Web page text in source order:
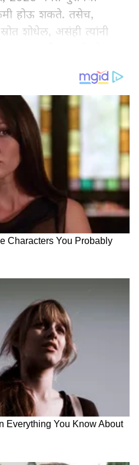
होऊ शकते. तसेच,
शोधेल, असंही त्यांनी
यादीत दिसतं.
Preferred
हवामान बदलामुळे
समुद्राची पातळी वाढू शकते,
आहे. 2043: जागतिक
जागतिक अर्थव्यवस्थेत
राजकीय चित्रही
याद्यांमध्ये आढळतो.